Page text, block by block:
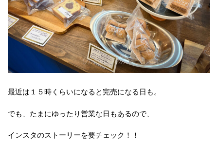
最近は１５時くらいになると完売になる日も。
でも、たまにゆったり営業な日もあるので、
インスタのストーリーを要チェック！！